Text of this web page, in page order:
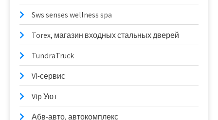
Sws senses wellness spa
Torex, магазин входных стальных дверей
TundraTruck
VI-сервис
Vip Уют
Абв-авто, автокомплекс